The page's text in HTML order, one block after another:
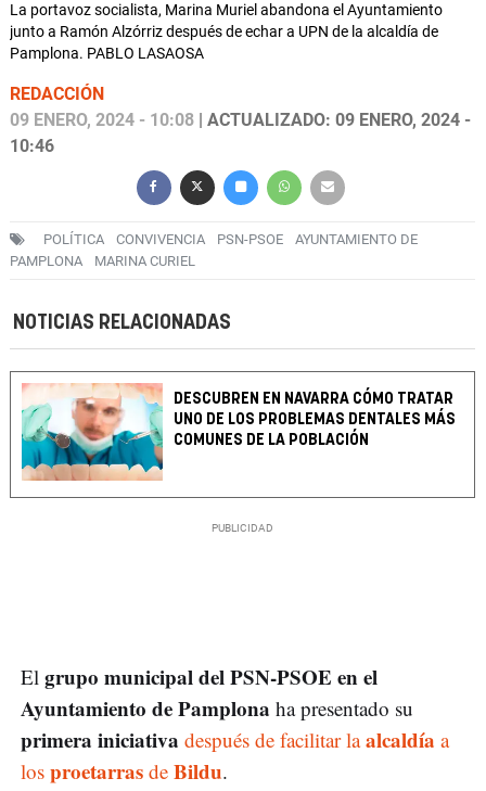
La portavoz socialista, Marina Muriel abandona el Ayuntamiento
junto a Ramón Alzórriz después de echar a UPN de la alcaldía de
Pamplona. PABLO LASAOSA
REDACCIÓN
09 ENERO, 2024 - 10:08 | ACTUALIZADO: 09 ENERO, 2024 -
10:46
POLÍTICA CONVIVENCIA PSN-PSOE
AYUNTAMIENTO DE
PAMPLONA
MARINA CURIEL
NOTICIAS RELACIONADAS
DESCUBREN EN NAVARRA CÓMO TRATAR
UNO DE LOS PROBLEMAS DENTALES MÁS
COMUNES DE LA POBLACIÓN
El grupo municipal del PSN-PSOE en el
Ayuntamiento de Pamplona ha presentado su
primera iniciativa después de facilitar laalcaldía a
los proetarras de Bildu.